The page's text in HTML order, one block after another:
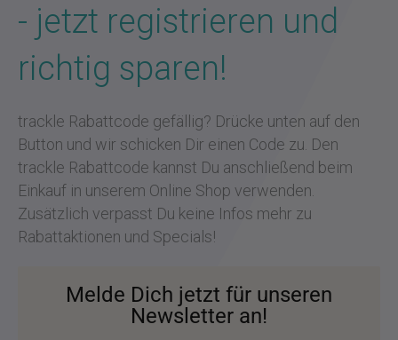
- jetzt registrieren und
richtig sparen!
trackle Rabattcode gefällig? Drücke unten auf den
Button und wir schicken Dir einen Code zu. Den
trackle Rabattcode kannst Du anschließend beim
Einkauf in unserem Online Shop verwenden.
Zusätzlich verpasst Du keine Infos mehr zu
Rabattaktionen und Specials!
Melde Dich jetzt für unseren
Newsletter an!